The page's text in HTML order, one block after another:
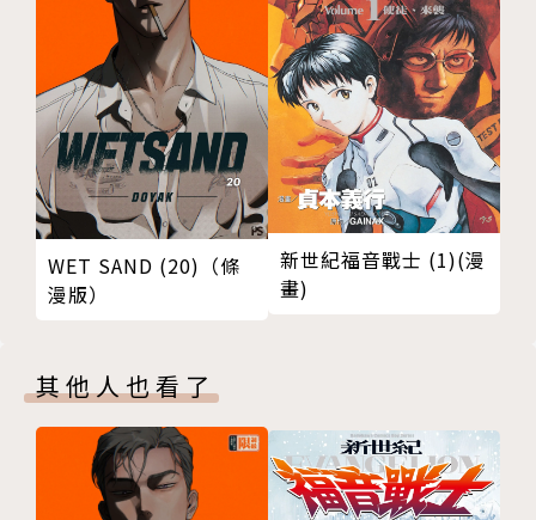
WET SAND (20)（條
漫版）
新世紀福音戰士 (1)(漫
畫)
其他人也看了